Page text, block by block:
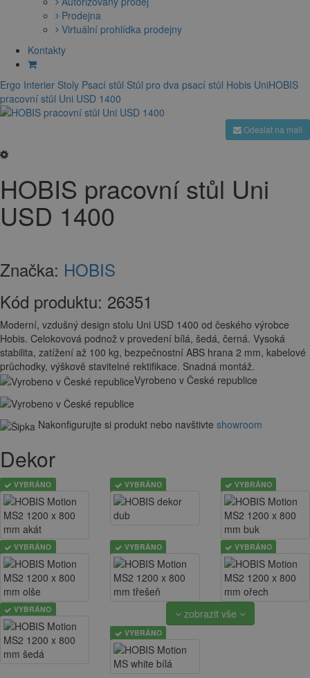
Prodejna
Virtuální prohlídka prodejny
Kontakty
Ergo Interier Stoly Psací stůl Stůl pro dva psací stůl Hobis UniHOBIS
pracovní stůl Uni USD 1400
Odeslat na mail
HOBIS pracovní stůl Uni
USD 1400
Značka: HOBIS
Kód produktu: 26351
Moderní, vzdušný design stolu Uni USD 1400 od českého výrobce
Hobis. Celokovová podnož v provedení bílá, šedá, černá. Vysoká
stabilita, zatížení až 100 kg, bezpečnostní ABS hrana 2 mm, kabelové
průchodky, výškově stavitelné rektifikace. Snadná montáž.
Vyrobeno v České republice
Nakonfigurujte si produkt nebo navštivte showroom
Dekor
VYBRÁNO VYBRÁNO VYBRÁNO
VYBRÁNO VYBRÁNO VYBRÁNO
VYBRÁNO zobrazit vše
VYBRÁNO